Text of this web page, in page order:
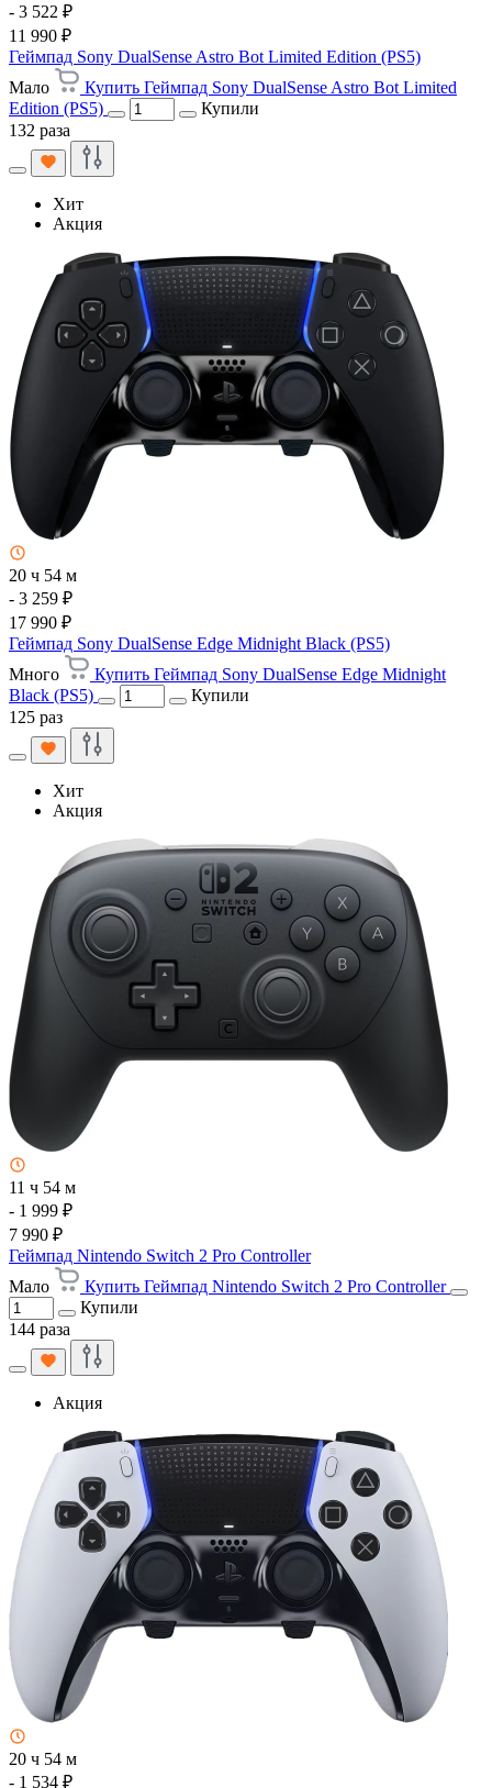
- 3 522 ₽
11 990 ₽
Геймпад Sony DualSense Astro Bot Limited Edition (PS5)
Мало
Купить Геймпад Sony DualSense Astro Bot Limited
Edition (PS5)
Купили
132 раза
Хит
Акция
20 ч 54 м
- 3 259 ₽
17 990 ₽
Геймпад Sony DualSense Edge Midnight Black (PS5)
Много
Купить Геймпад Sony DualSense Edge Midnight
Black (PS5)
Купили
125 раз
Хит
Акция
11 ч 54 м
- 1 999 ₽
7 990 ₽
Геймпад Nintendo Switch 2 Pro Controller
Мало
Купить Геймпад Nintendo Switch 2 Pro Controller
Купили
144 раза
Акция
20 ч 54 м
- 1 534 ₽